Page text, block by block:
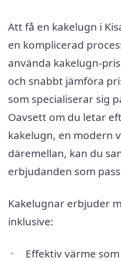
Att få en kakelugn i
en komplicerad
använda kakelugn-
och snabbt jämföra
som specialiserar sig
Oavsett om du letar
kakelugn, en modern
däremellan, kan du
erbjudanden som
Kakelugnar erbjuder
inklusive:
Effektiv värme